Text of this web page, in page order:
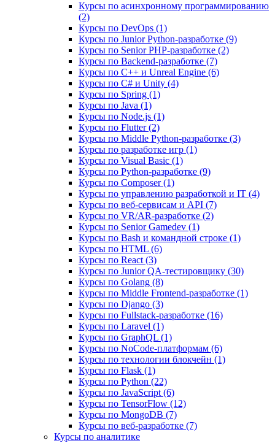
Курсы по асинхронному программированию
(2)
Курсы по DevOps (1)
Курсы по Junior Python-разработке (9)
Курсы по Senior PHP-разработке (2)
Курсы по Backend‑разработке (7)
Курсы по C++ и Unreal Engine (6)
Курсы по C# и Unity (4)
Курсы по Spring (1)
Курсы по Java (1)
Курсы по Node.js (1)
Курсы по Flutter (2)
Курсы по Middle Python-разработке (3)
Курсы по разработке игр (1)
Курсы по Visual Basic (1)
Курсы по Python-разработке (9)
Курсы по Composer (1)
Курсы по управлению разработкой и IT (4)
Курсы по веб‑сервисам и API (7)
Курсы по VR/AR‑разработке (2)
Курсы по Senior Gamedev (1)
Курсы по Bash и командной строке (1)
Курсы по HTML (6)
Курсы по React (3)
Курсы по Junior QA-тестировщику (30)
Курсы по Golang (8)
Курсы по Middle Frontend-разработке (1)
Курсы по Django (3)
Курсы по Fullstack‑разработке (16)
Курсы по Laravel (1)
Курсы по GraphQL (1)
Курсы по NoCode‑платформам (6)
Курсы по технологии блокчейн (1)
Курсы по Flask (1)
Курсы по Python (22)
Курсы по JavaScript (6)
Курсы по TensorFlow (12)
Курсы по MongoDB (7)
Курсы по веб‑разработке (7)
Курсы по аналитике